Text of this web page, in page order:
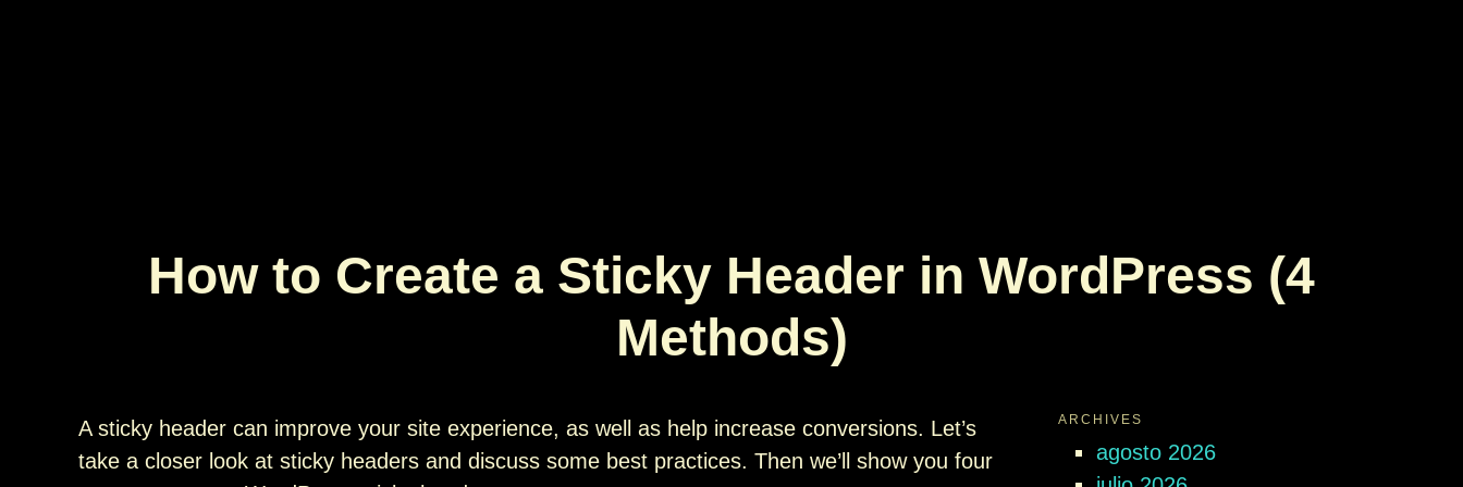
How to Create a Sticky Header in WordPress (4
Methods)
A sticky header can improve your site experience, as well as help increase conversions. Let’s
take a closer look at sticky headers and discuss some best practices. Then we’ll show you four
ARCHIVES
agosto 2026